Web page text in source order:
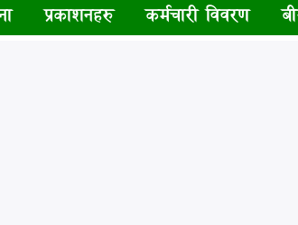
प्रकाशनहरु कर्मचारी विवरण